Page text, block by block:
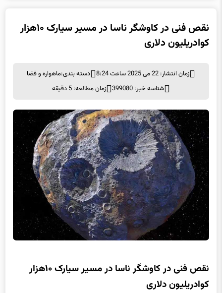
کوادریلیون دلاری
شناسه خبر: 399080
زمان مطالعه: 5 دقیقه
کوادریلیون دلاری